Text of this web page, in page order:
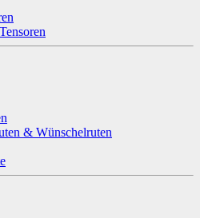
& Wünschelruten